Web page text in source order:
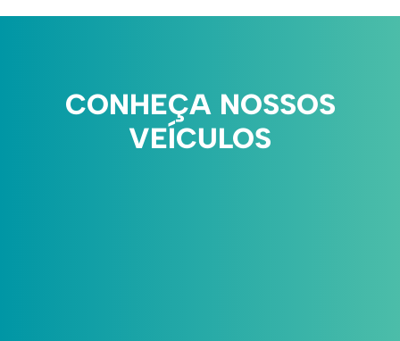
CONHEÇA NOSSOS
VEÍCULOS